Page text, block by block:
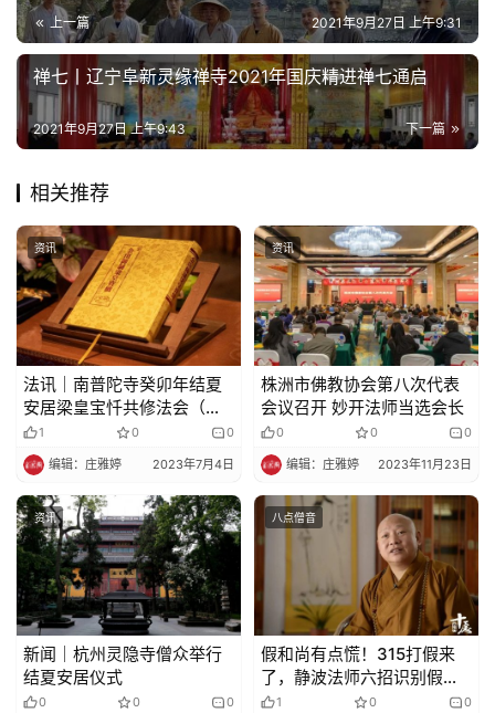
上一篇 2021年9月27日 上午9:31
禅七丨辽宁阜新灵缘禅寺2021年国庆精进禅七通启
下一篇
2021年9月27日 上午9:43
相关推荐
资讯
法讯｜南普陀寺癸卯年结夏
安居梁皇宝忏共修法会（第
二至三期）
1 0 0
编辑：庄雅婷 2023年7月4日
资讯
株洲市佛教协会第八次代表
会议召开 妙开法师当选会长
0 0 0
编辑：庄雅婷 2023年11月23日
资讯
新闻｜杭州灵隐寺僧众举行
结夏安居仪式
0 0 0
八点僧音
假和尚有点慌！315打假来
了，静波法师六招识别假和
尚1 0 0